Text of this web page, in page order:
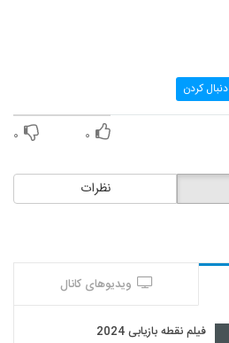
دنبال کردن
۰ ۰
نظرات
ویدیوهای کانال
فیلم نقطه بازیابی 2024